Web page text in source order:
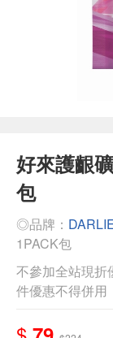
好來護齦
包
◎品牌：
1PACK包
不參加全站現折
件優惠不得併用